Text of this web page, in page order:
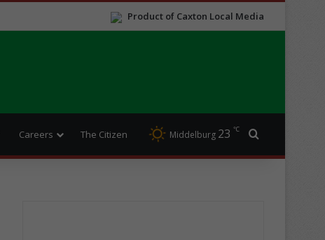
Product of Caxton Local Media
Careers The Citizen Middelburg 23 ℃ Search for